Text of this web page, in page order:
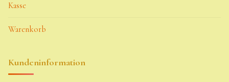
Kasse
Warenkorb
Kundeninformation